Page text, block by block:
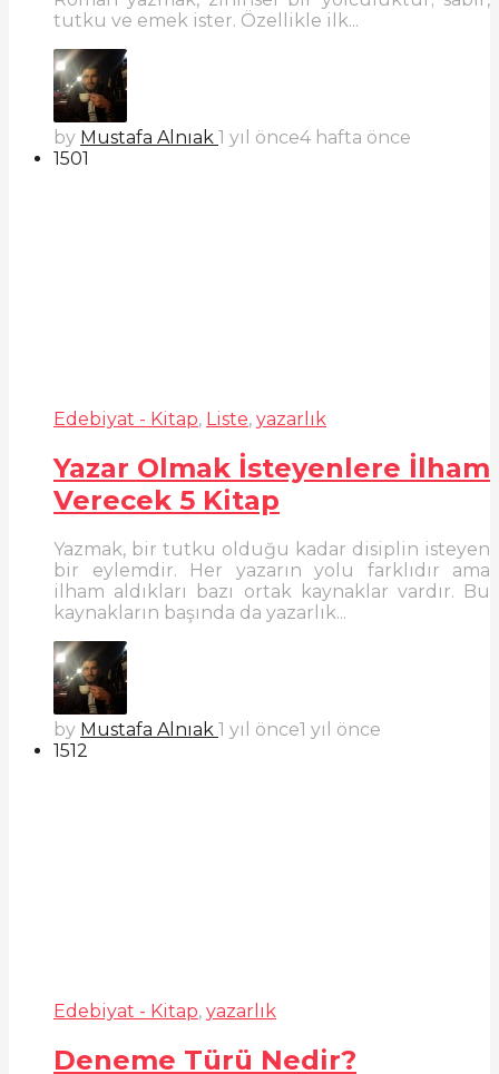
tutku ve emek ister. Özellikle ilk...
by Mustafa Alnıak 1 yıl önce4 hafta önce
1501
Edebiyat - Kitap, Liste, yazarlık
Yazar Olmak İsteyenlere İlham
Verecek 5 Kitap
Yazmak, bir tutku olduğu kadar disiplin isteyen
bir eylemdir. Her yazarın yolu farklıdır ama
ilham aldıkları bazı ortak kaynaklar vardır. Bu
kaynakların başında da yazarlık...
by Mustafa Alnıak 1 yıl önce1 yıl önce
1512
Edebiyat - Kitap, yazarlık
Deneme Türü Nedir?